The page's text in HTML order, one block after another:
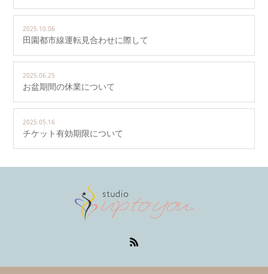
2025.10.06
田園都市線運転見合わせに際して
2025.06.25
お盆期間の休業について
2025.05.16
チケット有効期限について